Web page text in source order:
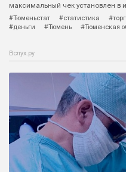
максимальный чек установлен в
#Тюменьстат
#статистика
#деньги
#Тюмень #Тюменская
Вслух.ру